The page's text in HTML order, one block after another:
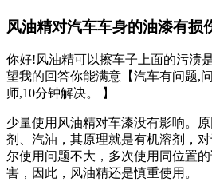
风油精对汽车车身的油漆有损
你好!风油精可以擦车子上面的污渍
望我的回答你能满意【汽车有问题,
师,10分钟解决。 】
少量使用风油精对车漆没有影响。
剂、汽油，其原理就是有机溶剂，
尔使用问题不大，多次使用同位置
害，因此，风油精还是慎重使用。